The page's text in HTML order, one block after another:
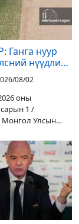
Ганга нуур
нүүдлийг
ажил
эхэлжээ
08/02
оны
1 /
Улсын
нуурыг
төслийг
хөрөнгө
хийж буй.